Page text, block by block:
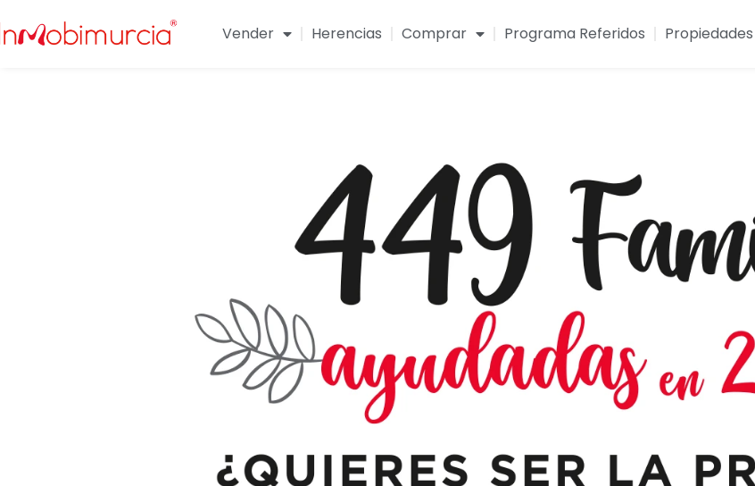
Vender Herencias Comprar Programa Referidos Propiedades